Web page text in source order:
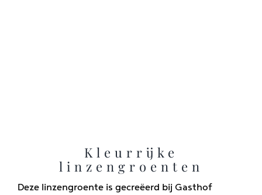
Kleurrijke
linzengroenten
Deze linzengroente is gecreëerd bij Gasthof